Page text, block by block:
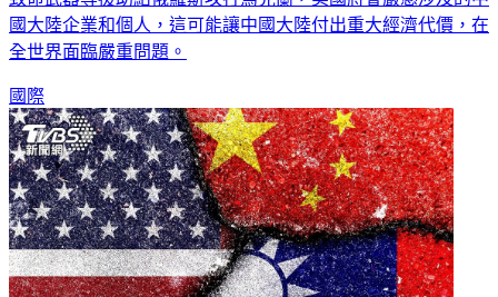
國大陸企業和個人，這可能讓中國大陸付出重大經濟代價，在
全世界面臨嚴重問題。
國際